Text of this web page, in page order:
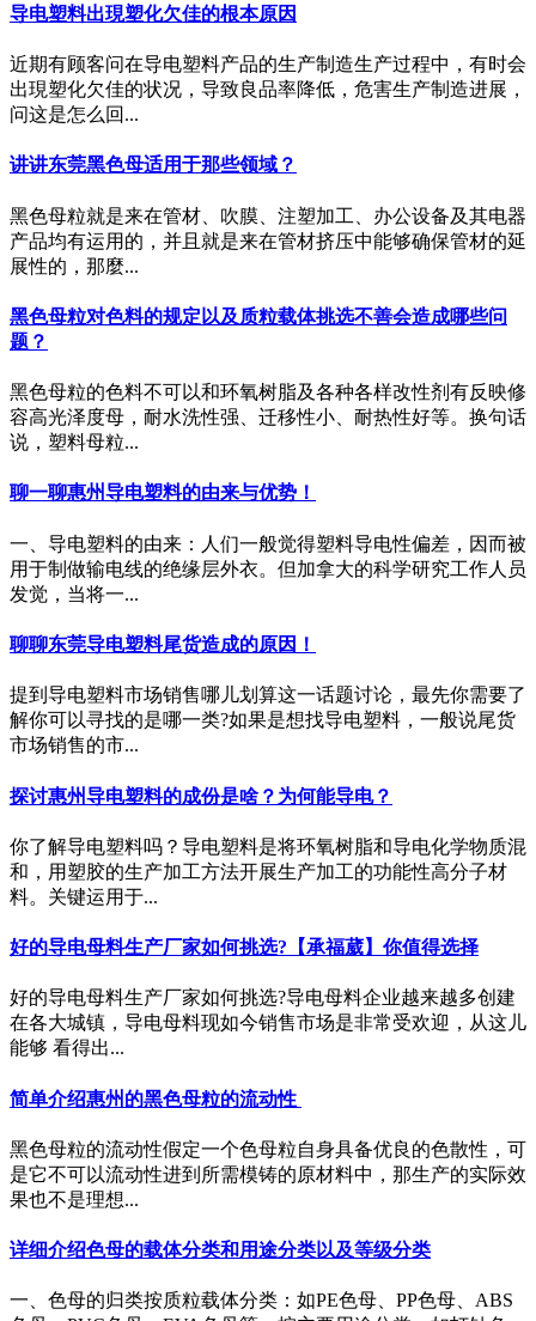
导电塑料出現塑化欠佳的根本原因
近期有顾客问在导电塑料产品的生产制造生产过程中，有时会
出現塑化欠佳的状况，导致良品率降低，危害生产制造进展，
问这是怎么回...
讲讲东莞黑色母适用于那些领域？
黑色母粒就是来在管材、吹膜、注塑加工、办公设备及其电器
产品均有运用的，并且就是来在管材挤压中能够确保管材的延
展性的，那麼...
黑色母粒对色料的规定以及质粒载体挑选不善会造成哪些问
题？
黑色母粒的色料不可以和环氧树脂及各种各样改性剂有反映修
容高光泽度母，耐水洗性强、迁移性小、耐热性好等。换句话
说，塑料母粒...
聊一聊惠州导电塑料的由来与优势！
一、导电塑料的由来：人们一般觉得塑料导电性偏差，因而被
用于制做输电线的绝缘层外衣。但加拿大的科学研究工作人员
发觉，当将一...
聊聊东莞导电塑料尾货造成的原因！
提到导电塑料市场销售哪儿划算这一话题讨论，最先你需要了
解你可以寻找的是哪一类?如果是想找导电塑料，一般说尾货
市场销售的市...
探讨惠州导电塑料的成份是啥？为何能导电？
你了解导电塑料吗？导电塑料是将环氧树脂和导电化学物质混
和，用塑胶的生产加工方法开展生产加工的功能性高分子材
料。关键运用于...
好的导电母料生产厂家如何挑选?【承福葳】你值得选择
好的导电母料生产厂家如何挑选?导电母料企业越来越多创建
在各大城镇，导电母料现如今销售市场是非常受欢迎，从这儿
能够 看得出...
简单介绍惠州的黑色母粒的流动性 ​
黑色母粒的流动性假定一个色母粒自身具备优良的色散性，可
是它不可以流动性进到所需模铸的原材料中，那生产的实际效
果也不是理想...
详细介绍色母的载体分类和用途分类以及等级分类
一、色母的归类按质粒载体分类：如PE色母、PP色母、ABS